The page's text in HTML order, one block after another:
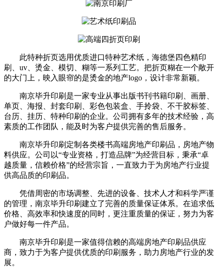
此特种折页选用优质进口特种艺术纸，海德堡四色精印
刷、uv、烫金、模切、糊等一系列工艺。把折页糊在一个敞开
的大门上，映入眼帘的是烫金的地产logo，设计非常新颖。
南京毕升印刷是一家专业从事出版书刊书籍印刷、画册、
单页、海报、封套印刷、彩色包装盒、手拎袋、不干胶标签、
台历、挂历、特种印刷的企业。公司拥有多年的技术经验，高
素质的工作团队，能及时为客户提供完善的售后服务。
南京毕升印刷定制各类楼书高端房地产印刷品，房地产物
料供应。公司以“专业资格，打造品牌”为经营目标，秉承“卓
越质量，信赖价格”的经营宗旨，一直致力于为房地产行业提
供高品质的印刷品。
凭借周密的市场调整、先进的设备、技术人才和科学严谨
的管理，南京毕升印刷建立了完善的质量保证体系。在追求低
价格、高效率和快速度的同时，更注重质量的保证，努力为客
户做好每一件产品。
南京毕升印刷是一家值得信赖的高端房地产印刷品供应
商，致力于为客户提供优质的印刷服务，助力房地产行业的发
展。